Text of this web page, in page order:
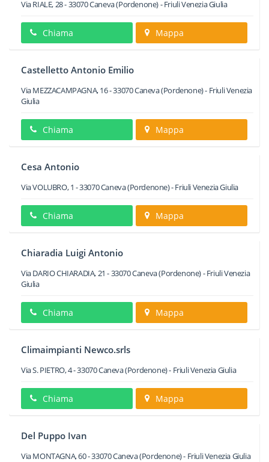
Via RIALE, 28-33070Caneva(Pordenone) -Friuli Venezia Giulia
Chiama Mappa
Castelletto Antonio Emilio
Via MEZZACAMPAGNA, 16-33070Caneva(Pordenone) - Friuli Venezia
Giulia
Chiama Mappa
Cesa Antonio
Via VOLUBRO, 1 -33070Caneva(Pordenone) -Friuli Venezia Giulia
Chiama Mappa
Chiaradia Luigi Antonio
Via DARIO CHIARADIA, 21 -33070Caneva(Pordenone) -Friuli Venezia
Giulia
Chiama Mappa
Climaimpianti Newco.srls
Via S. PIETRO, 4-33070Caneva(Pordenone) - Friuli Venezia Giulia
Chiama Mappa
Del Puppo Ivan
Via MONTAGNA, 60-33070Caneva(Pordenone) - Friuli Venezia Giulia